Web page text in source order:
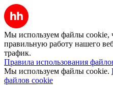
Мы используем файлы cookie,
правильную работу нашего
трафик.
Правила использования
Мы используем файлы cookie.
файлов cookie